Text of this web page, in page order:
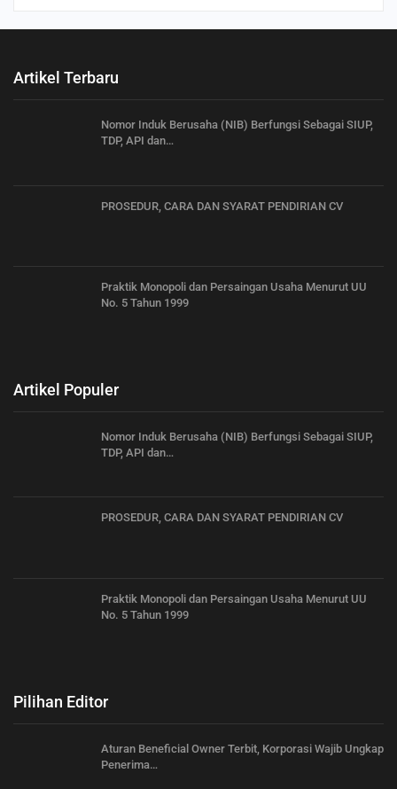
Artikel Terbaru
Nomor Induk Berusaha (NIB) Berfungsi Sebagai SIUP,
TDP, API dan…
PROSEDUR, CARA DAN SYARAT PENDIRIAN CV
Praktik Monopoli dan Persaingan Usaha Menurut UU
No. 5 Tahun 1999
Artikel Populer
Nomor Induk Berusaha (NIB) Berfungsi Sebagai SIUP,
TDP, API dan…
PROSEDUR, CARA DAN SYARAT PENDIRIAN CV
Praktik Monopoli dan Persaingan Usaha Menurut UU
No. 5 Tahun 1999
Pilihan Editor
Aturan Beneficial Owner Terbit, Korporasi Wajib Ungkap
Penerima…